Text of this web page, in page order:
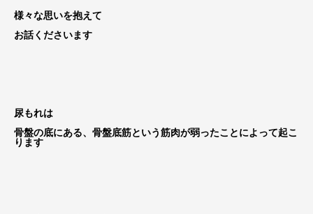
様々な思いを抱えて
お話くださいます
尿もれは
骨盤の底にある、 骨盤底筋という筋肉が弱ったことによって起こ
ります